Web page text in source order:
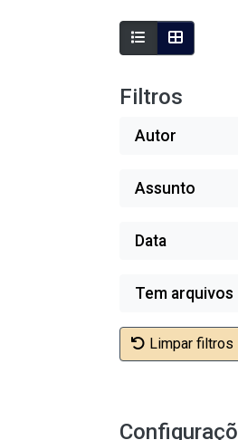
Filtros
Autor
Assunto
Data
Tem arquivos
Limpar filtros